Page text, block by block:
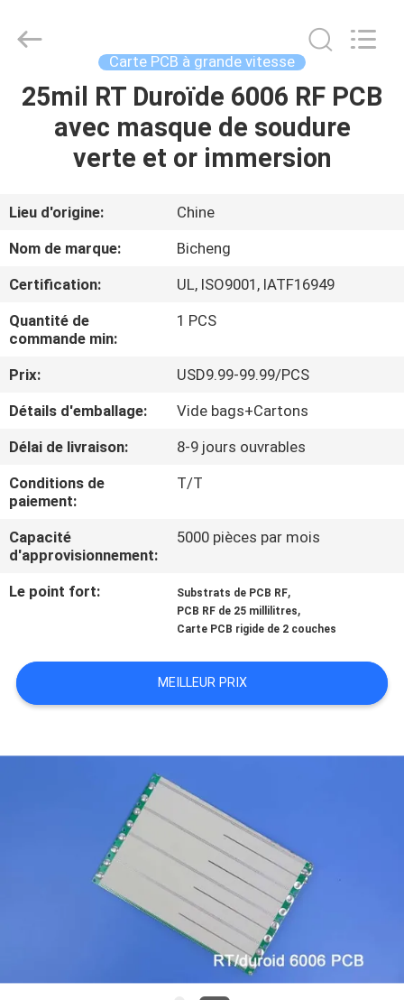
MAISON
PRODUITS
VIDÉOS
À
PROPOS
NOUS
VISITE
DE
L'USINE
CONTRÔLE
LA
QUALITÉ
NOUS
CONTACTER
NOUVELLES
DU
Electronics
Technology
Rights
Reserved.
Carte PCB à grande vitesse
25mil RT Duroïde 6006 RF PCB
avec masque de soudure
verte et or immersion
Lieu d'origine:
Chine
Nom de marque:
Bicheng
Certification:
UL, ISO9001, IATF16949
Quantité de
commande min:
1 PCS
Prix:
USD9.99-99.99/PCS
Détails d'emballage:
Vide bags+Cartons
Délai de livraison:
8-9 jours ouvrables
Conditions de
paiement:
T/T
Capacité
d'approvisionnement:
5000 pièces par mois
Le point fort: Substrats de PCB RF,
PCB RF de 25 millilitres,
Carte PCB rigide de 2 couches
MEILLEUR PRIX